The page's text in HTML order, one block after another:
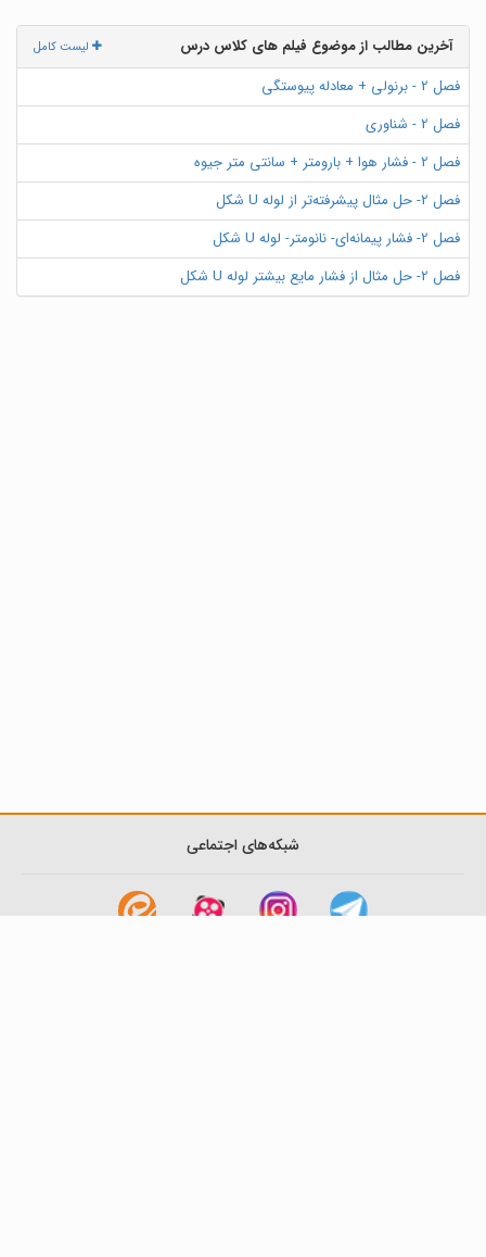
لیست کامل
آخرین مطالب از موضوع فیلم های کلاس درس
فصل 2 - برنولی + معادله پیوستگی
فصل 2 - شناوری
فصل 2 - فشار هوا + بارومتر + سانتی متر جیوه
فصل 2- حل مثال پیشرفته‌تر از لوله U شکل
فصل 2- فشار پیمانه‌ای- نانومتر- لوله U شکل
فصل 2- حل مثال از فشار مایع بیشتر لوله U شکل
شبکه‌های اجتماعی